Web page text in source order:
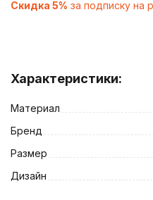
Характеристики:
Материал
Бренд
Размер
Дизайн
Скидка 5% за подписку на